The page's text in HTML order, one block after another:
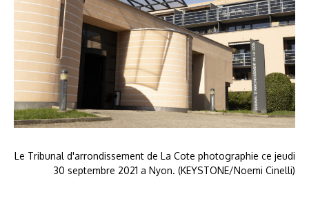
Le Tribunal d'arrondissement de La Cote photographie ce jeudi
30 septembre 2021 a Nyon. (KEYSTONE/Noemi Cinelli)